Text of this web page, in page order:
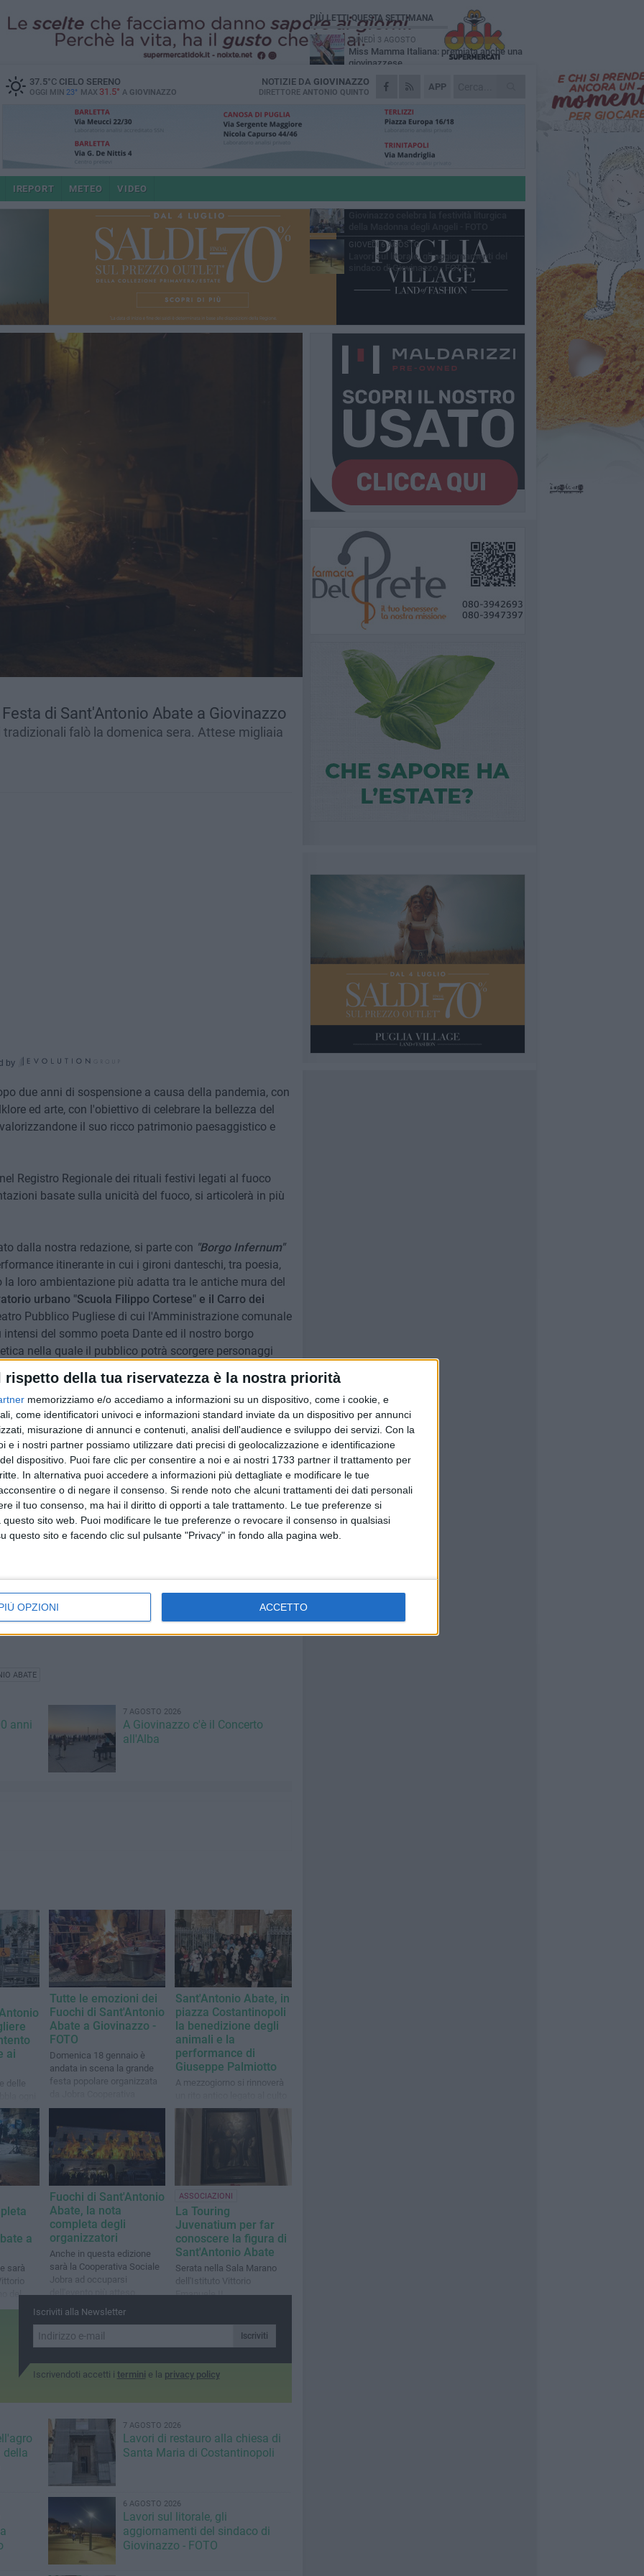
rispetto della tua riservatezza è la nostra priorità
memorizziamo e/o accediamo a informazioni su un dispositivo, come i cookie, e
come identificatori univoci e informazioni standard inviate da un dispositivo per annunci
misurazione di annunci e contenuti, analisi dell'audience e sviluppo dei servizi. Con la
e i nostri partner possiamo utilizzare dati precisi di geolocalizzazione e identificazione
dispositivo. Puoi fare clic per consentire a noi e ai nostri 1733 partner il trattamento per
In alternativa puoi accedere a informazioni più dettagliate e modificare le tue
o di negare il consenso. Si rende noto che alcuni trattamenti dei dati personali
il tuo consenso, ma hai il diritto di opporti a tale trattamento. Le tue preferenze si
sito web. Puoi modificare le tue preferenze o revocare il consenso in qualsiasi
questo sito e facendo clic sul pulsante "Privacy" in fondo alla pagina web.
OPZIONI ACCETTO
37.5°CCIELO SERENO
OGGI MIN 23° MAX 31.5° A GIOVINAZZO
APP
NOTIZIE DA GIOVINAZZO
DIRETTORE ANTONIO QUINTO
IREPORT METEO VIDEO
di Sant'Antonio Abate a Giovinazzo
tradizionali falò la domenica sera. Attese migliaia
by
due anni di sospensione a causa della pandemia, con
ed arte, con l'obiettivo di celebrare la bellezza del
il suo ricco patrimonio paesaggistico e
Registro Regionale dei rituali festivi legati al fuoco
basate sulla unicità del fuoco, si articolerà in più
dalla nostra redazione, si parte con "Borgo Infernum"
itinerante in cui i gironi danteschi, tra poesia,
la loro ambientazione più adatta tra le antiche mura del
urbano "Scuola Filippo Cortese" e il Carro dei
Pubblico Pugliese di cui l'Amministrazione comunale
del sommo poeta Dante ed il nostro borgo
nella quale il pubblico potrà scorgere personaggi
il Conte Ugolino, Minosse, Ulisse ed altro ancora.
dell'Associazione Culturaly e di tutti i fuochi
tradizione a cominciare dal grande falò in piazza
e amici di Guastalla - città gemellata a Giovinazzo e
– per poi dare spazio all'arte musicale
Piscitelli, dichiara: «Una nuova sfida per la storica
riscoprire l'autenticità della dimensione locale e delle
culturale. Grazie all'ambientazione suggestiva e alla
folta platea di visitatori per un turismo sostenibile e
noto nei prossimi giorni, e vedrà il coinvolgimento
fine di creare ulteriori occasioni di promozione del
ABATE
anni
7 AGOSTO 2026
A Giovinazzo c'è il Concerto
all'Alba
ai
delle
e loda
Tutte le emozioni dei
Fuochi di Sant'Antonio
Abate a Giovinazzo -
FOTO
Domenica 18 gennaio è
andata in scena la grande
festa popolare organizzata
Sant'Antonio Abate, in
piazza Costantinopoli
la benedizione degli
animali e la
performance di
Giuseppe Palmiotto
A mezzogiorno si rinnoverà
del Santo
a
sarà
del
agli altri
Fuochi di Sant'Antonio
Abate, la nota
completa degli
organizzatori
Anche in questa edizione
sarà la Cooperativa Sociale
Jobra ad occuparsi
ai disabili
ASSOCIAZIONI
La Touring
Juvenatium per far
conoscere la figura di
Sant'Antonio Abate
Serata nella Sala Marano
dell'Istituto Vittorio
Emanuele II
Iscriviti alla Newsletter
Iscriviti
Iscrivendoti accetti i termini e la privacy policy
della
7 AGOSTO 2026
Lavori di restauro alla chiesa di
Santa Maria di Costantinopoli
6 AGOSTO 2026
Lavori sul litorale, gli
aggiornamenti del sindaco di
Giovinazzo - FOTO
PIÙ LETTI QUESTA SETTIMANA
LUNEDÌ 3 AGOSTO
Miss Mamma Italiana: premiata anche una
giovinazzese
MARTEDÌ 4 AGOSTO
Liquidi oleosi sul litorale di Giovinazzo,
MERCOLEDÌ 5 AGOSTO
l'assessora Ciliento prova a spegnere le
«Giovinazzo, a che punto siamo?»:
MARTEDÌ 4 AGOSTO
GIOVEDÌ 6 AGOSTO
Lavori sul litorale, gli aggiornamenti del
sindaco di Giovinazzo - FOTO